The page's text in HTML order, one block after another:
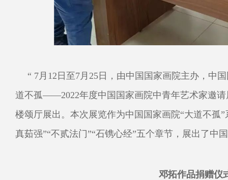
“ 7月12日至7月25日，由中国国家画院主办，中
道不孤——2022年度中国国家画院中青年艺术家邀
楼颂厅展出。本次展览作为中国国家画院“大道不孤
真茹强”“不贰法门”“石镌心经”五个章节，展出了中
邓拓作品捐赠仪